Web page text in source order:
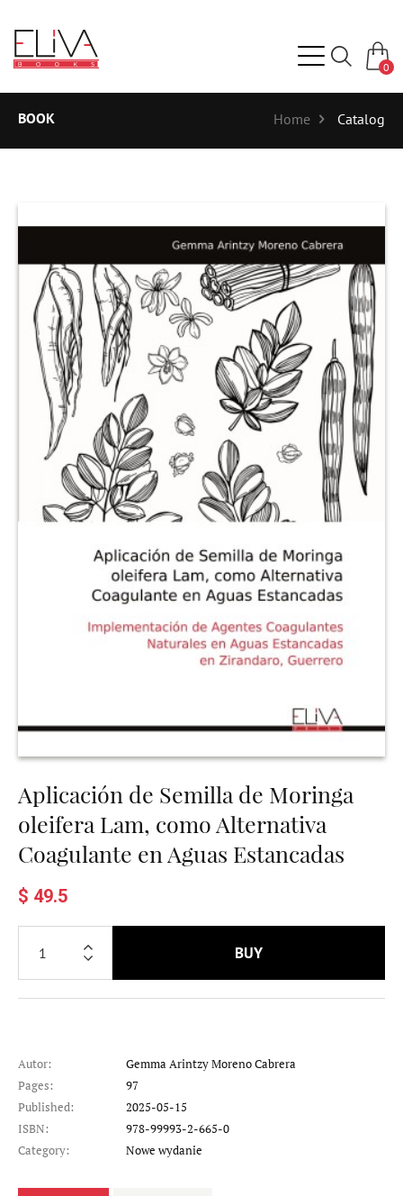
0
BOOK Home Catalog
Aplicación de Semilla de Moringa
oleifera Lam, como Alternativa
Coagulante en Aguas Estancadas
$ 49.5
BUY
Autor:
Gemma Arintzy Moreno Cabrera
Pages:
97
Published:
2025-05-15
ISBN:
978-99993-2-665-0
Category:
Nowe wydanie